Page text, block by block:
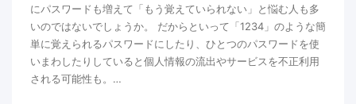
にパスワードも増えて「もう覚えていられない」と悩む人も多
いのではないでしょうか。 だからといって「1234」のような簡
単に覚えられるパスワードにしたり、ひとつのパスワードを使
いまわしたりしていると個人情報の流出やサービスを不正利用
される可能性も。…